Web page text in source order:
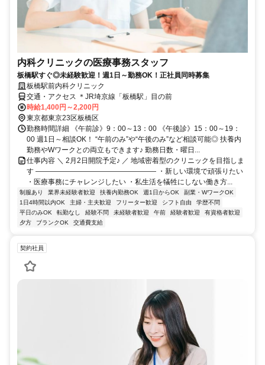
内科クリニックの医療事務スタッフ
板橋駅すぐ◎未経験歓迎！週1日～勤務OK！正社員同時募集
板橋駅前内科クリニック
交通・アクセス ＊JR埼京線「板橋駅」目の前
時給1,400円～2,200円
東京都東京23区板橋区
勤務時間詳細 《午前診》9：00～13：00 《午後診》15：00～19：
00 週1日～相談OK！ “午前のみ”や“午後のみ”など相談可能◎ 扶養内
勤務やWワークとの両立もできます♪ 勤務日数・曜日...
仕事内容 ＼ 2月2日開院予定♪ ／ 地域密着型のクリニックを目指しま
す ――――――――――――――――― ・新しい環境で頑張りたい
・医療事務にチャレンジしたい ・私生活を犠牲にしない働き方...
制服あり 業界未経験者歓迎 扶養内勤務OK 週1日からOK
副業・WワークOK
1日4時間以内OK
主婦・主夫歓迎 フリーター歓迎 シフト自由
学歴不問
平日のみOK
転勤なし 経験不問 未経験者歓迎 午前 経験者歓迎
有資格者歓迎
夕方
ブランクOK 交通費支給
契約社員